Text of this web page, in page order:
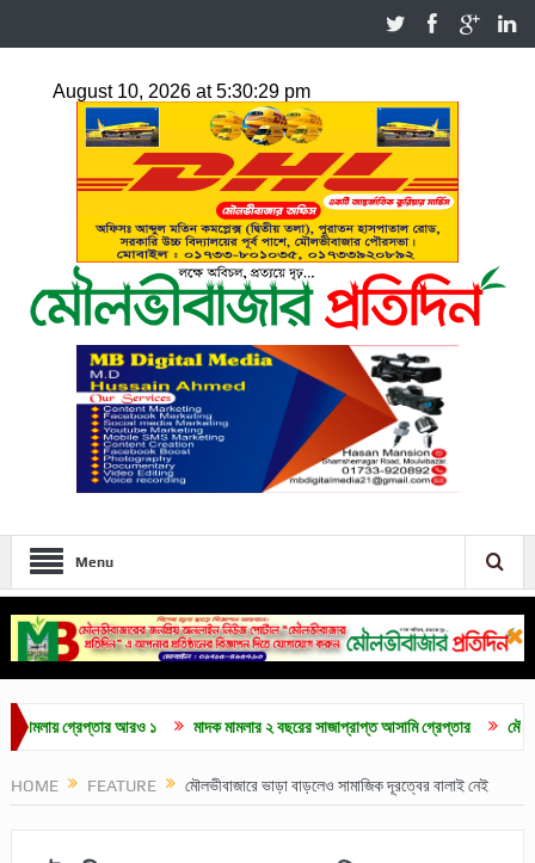
Menu
গ্রেপ্তার আরও ১ মাদক মামলার ২ বছরের সাজাপ্রাপ্ত আসামি গ্রেপ্তার
HOME FEATURE মৌলভীবাজারে ভাড়া বাড়লেও সামাজিক দূরত্বের বালাই নেই